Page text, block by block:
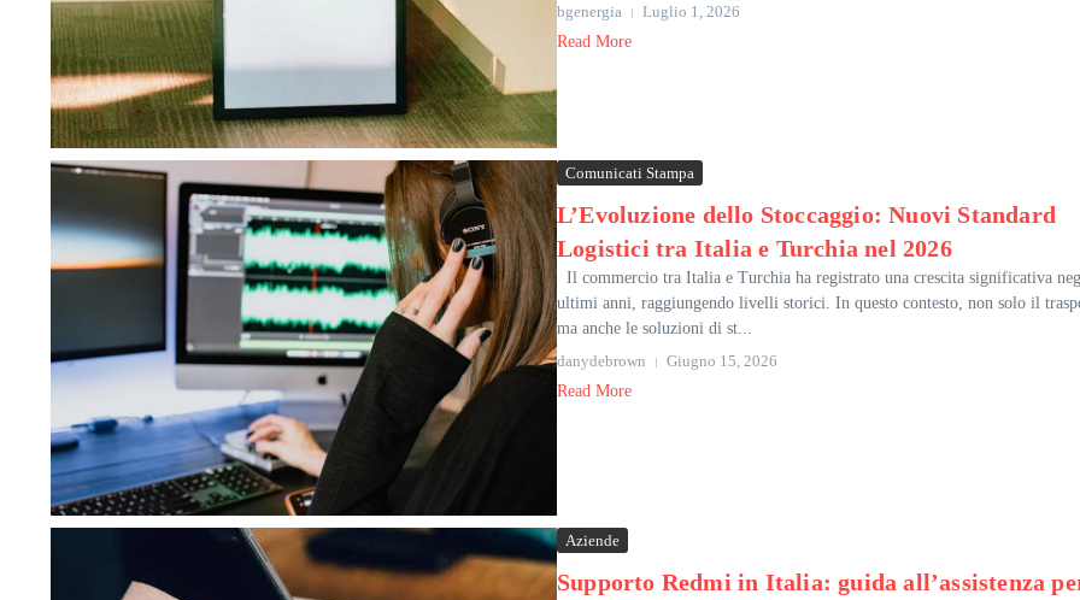
bgenergia
Luglio 1, 2026
Read More
Comunicati Stampa
L’Evoluzione dello Stoccaggio: Nuovi Standard
Logistici tra Italia e Turchia nel 2026
Il commercio tra Italia e Turchia ha registrato una crescita significativa
ultimi anni, raggiungendo livelli storici. In questo contesto, non solo il
ma anche le soluzioni di st...
danydebrown
Giugno 15, 2026
Read More
Aziende
Supporto Redmi in Italia: guida all’assistenza